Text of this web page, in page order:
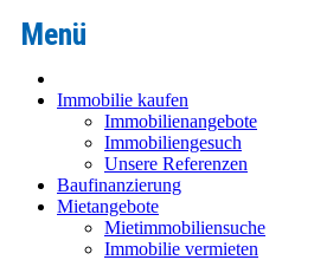
Immobilie kaufen
Immobilienangebote
Immobiliengesuch
Unsere Referenzen
Baufinanzierung
Mietangebote
Mietimmobiliensuche
Immobilie vermieten